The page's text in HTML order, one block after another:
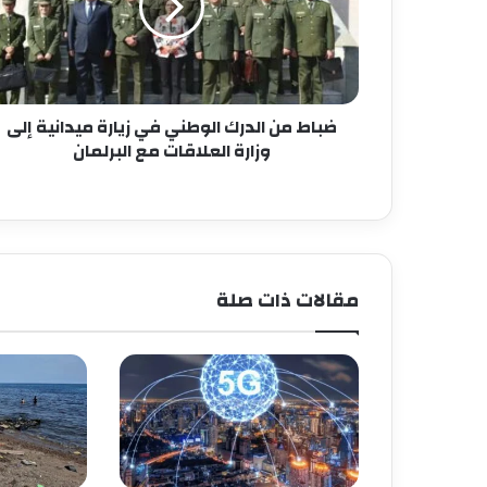
ضباط من الدرك الوطني في زيارة ميدانية إلى
وزارة العلاقات مع البرلمان
مقالات ذات صلة